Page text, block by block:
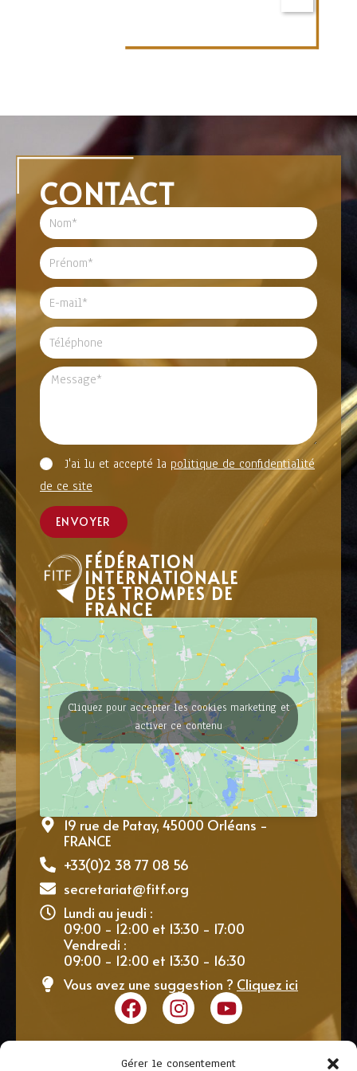
Gérer le consentement
CONTACT
J'ai lu et accepté la politique de confidentialité
de ce site
ENVOYER
FÉDÉRATION
INTERNATIONALE
DES TROMPES DE
FRANCE
Cliquez pour accepter les cookies marketing et
activer ce contenu
19 rue de Patay, 45000 Orléans -
FRANCE
+33(0)2 38 77 08 56
secretariat@fitf.org
Lundi au jeudi :
09:00 - 12:00 et 13:30 - 17:00
Vendredi :
09:00 - 12:00 et 13:30 - 16:30
Vous avez une suggestion ? Cliquez ici